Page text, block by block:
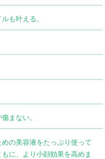
も叶える。
まない。
の美容液をたっぷり使って
に、より小顔効果を高めま